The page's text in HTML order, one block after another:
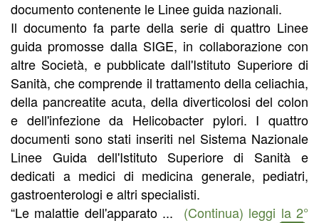
documento contenente le Linee guida nazionali.
Il documento fa parte della serie di quattro Linee
guida promosse dalla SIGE, in collaborazione con
altre Società, e pubblicate dall'Istituto Superiore di
Sanità, che comprende il trattamento della celiachia,
della pancreatite acuta, della diverticolosi del colon
e dell'infezione da Helicobacter pylori. I quattro
documenti sono stati inseriti nel Sistema Nazionale
Linee Guida dell'Istituto Superiore di Sanità e
dedicati a medici di medicina generale, pediatri,
gastroenterologi e altri specialisti.
“Le malattie dell'apparato ... (Continua) leggi la 2°